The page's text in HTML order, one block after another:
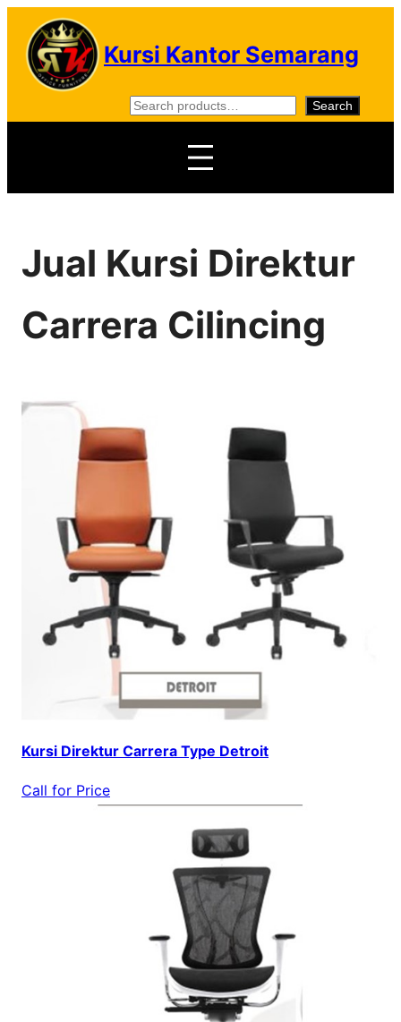
Skip
content
Kursi Kantor Semarang
S
e
c
Search
Jual Kursi Direktur
Carrera Cilincing
Kursi Direktur Carrera Type Detroit
Call for Price